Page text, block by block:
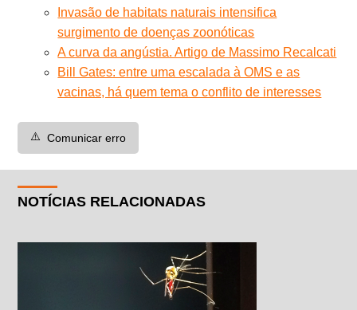
Invasão de habitats naturais intensifica
surgimento de doenças zoonóticas
A curva da angústia. Artigo de Massimo Recalcati
Bill Gates: entre uma escalada à OMS e as
vacinas, há quem tema o conflito de interesses
⚠️ Comunicar erro
NOTÍCIAS RELACIONADAS